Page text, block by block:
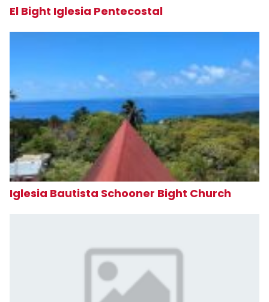
El Bight Iglesia Pentecostal
Iglesia Bautista Schooner Bight Church